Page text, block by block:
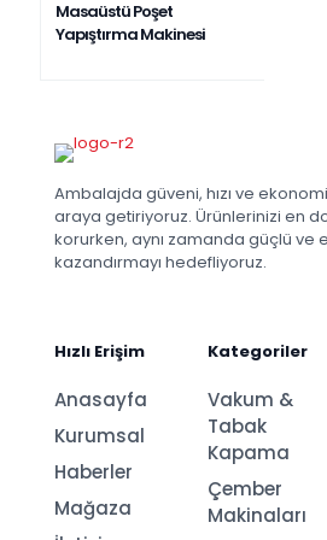
Masaüstü Poşet
Yapıştırma Makinesi
Ambalajda güveni, hızı ve
araya getiriyoruz. Ürünlerinizi en
korurken, aynı zamanda güçlü ve
kazandırmayı hedefliyoruz.
Hızlı Erişim
Anasayfa
Kurumsal
Haberler
Mağaza
Kategoriler
Vakum &
Tabak
Kapama
Çember
Makinaları